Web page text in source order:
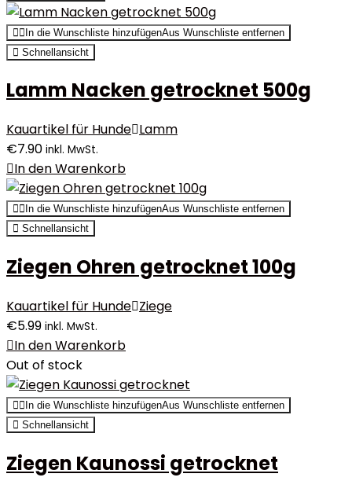
In die Wunschliste hinzufügenAus Wunschliste entfernen
Schnellansicht
Lamm Nacken getrocknet 500g
Kauartikel für Hunde Lamm
€7.90 inkl. MwSt.
In den Warenkorb
In die Wunschliste hinzufügenAus Wunschliste entfernen
Schnellansicht
Ziegen Ohren getrocknet 100g
Kauartikel für Hunde Ziege
€5.99 inkl. MwSt.
In den Warenkorb
Out of stock
In die Wunschliste hinzufügenAus Wunschliste entfernen
Schnellansicht
Ziegen Kaunossi getrocknet